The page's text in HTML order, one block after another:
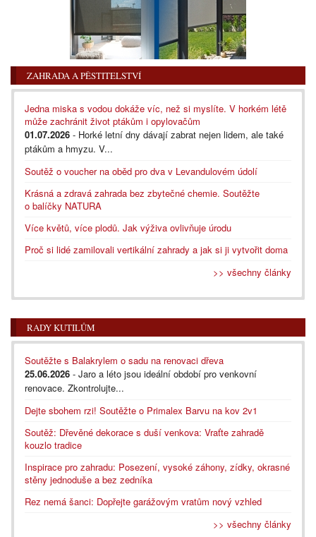
ZAHRADA A PĚSTITELSTVÍ
Jedna miska s vodou dokáže víc, než si myslíte. V horkém létě
může zachránit život ptákům i opylovačům
01.07.2026 - Horké letní dny dávají zabrat nejen lidem, ale také
ptákům a hmyzu. V...
Soutěž o voucher na oběd pro dva v Levandulovém údolí
Krásná a zdravá zahrada bez zbytečné chemie. Soutěžte
o balíčky NATURA
Více květů, více plodů. Jak výživa ovlivňuje úrodu
Proč si lidé zamilovali vertikální zahrady a jak si ji vytvořit doma
>> všechny články
RADY KUTILŮM
Soutěžte s Balakrylem o sadu na renovaci dřeva
25.06.2026 - Jaro a léto jsou ideální období pro venkovní
renovace. Zkontrolujte...
Dejte sbohem rzi! Soutěžte o Primalex Barvu na kov 2v1
Soutěž: Dřevěné dekorace s duší venkova: Vraťte zahradě
kouzlo tradice
Inspirace pro zahradu: Posezení, vysoké záhony, zídky, okrasné
stěny jednoduše a bez zedníka
Rez nemá šanci: Dopřejte garážovým vratům nový vzhled
>> všechny články